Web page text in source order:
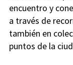
encuentro y
a través de
también en
puntos de la